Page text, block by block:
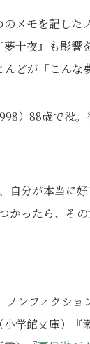
メモを記した
夢十夜』も影
どが「こんな
）88歳で没
、自分が本当に
かったら、そ
ノンフィクシ
学館文庫）『